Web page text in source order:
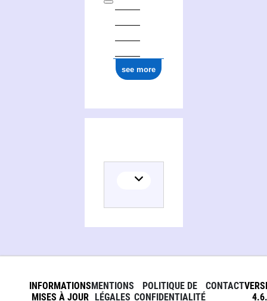
see more
INFORMATIONS
MISES À JOUR
MENTIONS
LÉGALES
POLITIQUE DE
CONFIDENTIALITÉ
CONTACT